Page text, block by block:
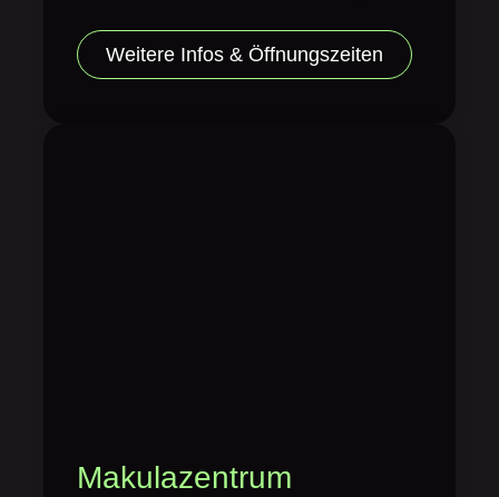
Weitere Infos & Öffnungszeiten
Makulazentrum